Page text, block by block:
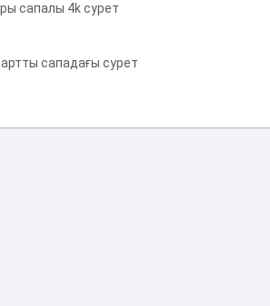
сапалы 4k сурет
сападағы сурет